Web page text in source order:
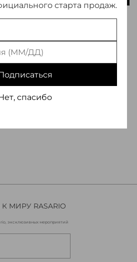
МИРУ RASARIO
эксклюзивных мероприятий
старта продаж.
спасибо